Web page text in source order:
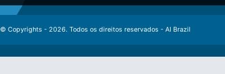
© Copyrights - 2026. Todos os direitos reservados - AI Brazil